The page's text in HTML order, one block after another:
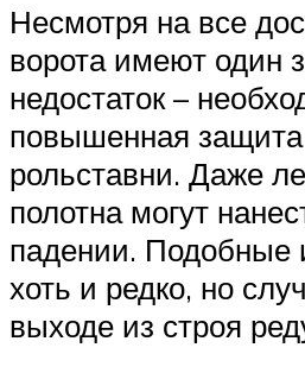
Несмотря на все
ворота имеют один
недостаток –
повышенная
рольставни. Даже
полотна могут
падении. Подобные
хоть и редко, но
выходе из строя